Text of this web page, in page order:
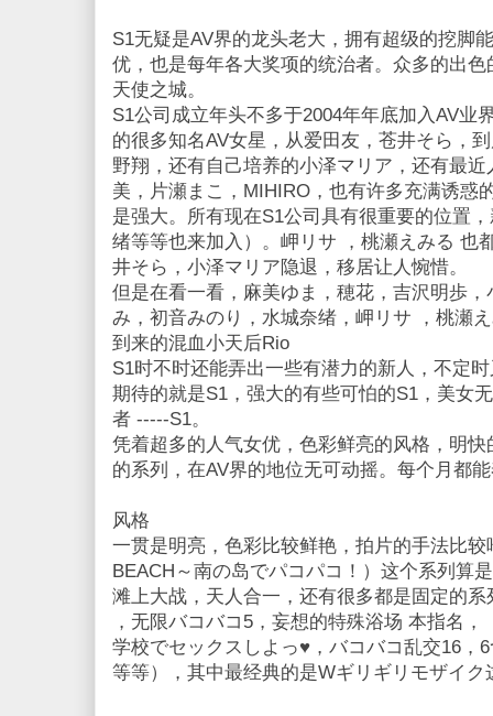
S1无疑是AV界的龙头老大，拥有超级的挖脚
优，也是每年各大奖项的统治者。众多的出
天使之城。
S1公司成立年头不多于2004年年底加入AV业
的很多知名AV女星，从爱田友，苍井そら，
野翔，还有自己培养的小泽マリア，还有最
美，片瀬まこ，MIHIRO，也有许多充满诱惑
是强大。所有现在S1公司具有很重要的位置
绪等等也来加入）。岬リサ ，桃瀬えみる 也
井そら，小泽マリア隐退，移居让人惋惜。
但是在看一看，麻美ゆま，穂花，吉沢明歩
み，初音みのり，水城奈绪，岬リサ ，桃瀬
到来的混血小天后Rio
S1时不时还能弄出一些有潜力的新人，不定
期待的就是S1，强大的有些可怕的S1，美女
者 -----S1。
凭着超多的人气女优，色彩鲜亮的风格，明
的系列，在AV界的地位无可动摇。每个月都
风格
一贯是明亮，色彩比较鲜艳，拍片的手法比
BEACH～南の岛でパコパコ！）这个系列算
滩上大战，天人合一，还有很多都是固定的
，无限バコバコ5，妄想的特殊浴场 本指名，
学校でセックスしよっ♥，バコバコ乱交16，
等等），其中最经典的是Wギリギリモザイク